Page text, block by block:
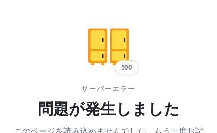
500
サーバーエラー
問題が発生しました